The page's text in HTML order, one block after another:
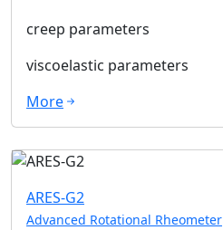
creep parameters
viscoelastic parameters
More
ARES-G2
Advanced Rotational Rheometer